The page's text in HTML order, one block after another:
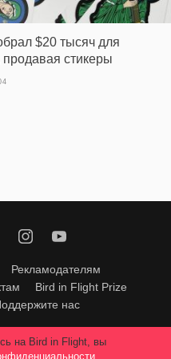
$20 тысяч для
стикеры
Рекламодателям
Bird in Flight Prize
нас
только с согласия
Bird In Flight.
на Bird in Flight, вы